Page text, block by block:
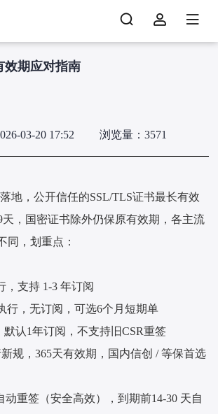
效期应对指南
03-20 17:52 浏览量：3571
地，公开信任的SSL/TLS证书最长有效
天，国密证书除外仍保原有效期，各主流
同，划重点：
，支持 1-3 年订阅
行，无订阅，可选6个月短期单
默认1年订阅，不支持旧CSR重签
新规，365天有效期，国内信创 / 等保首选
动重签（安全高效），到期前14-30 天自